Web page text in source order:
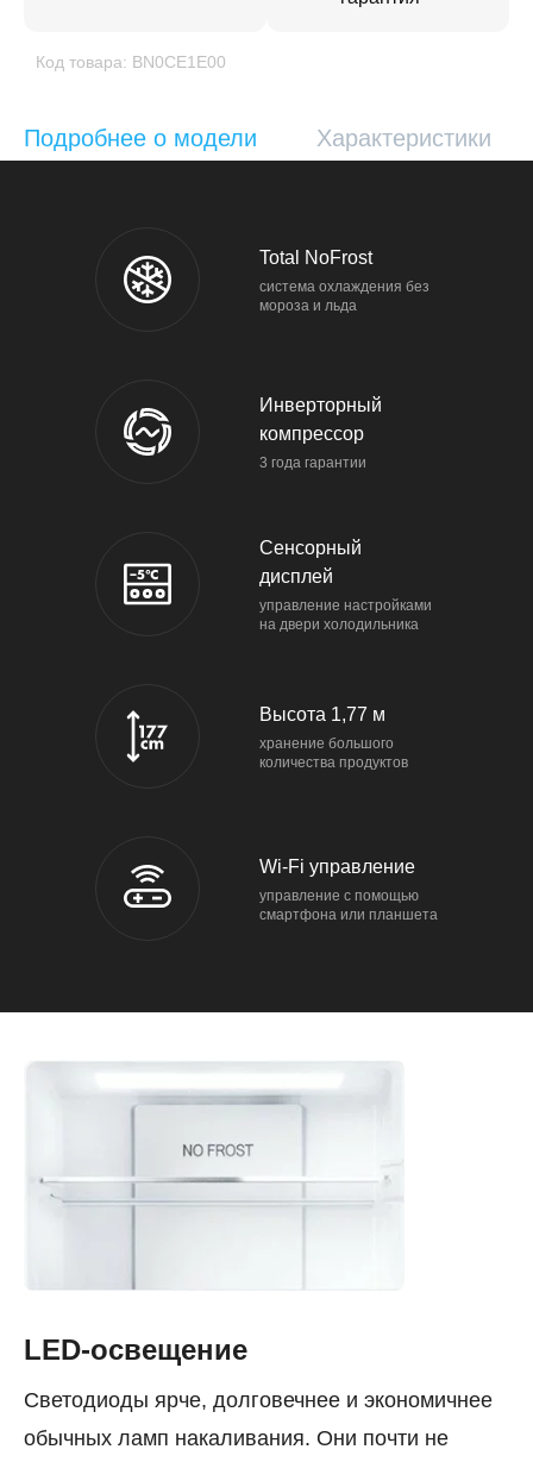
Код товара: BN0CE1E00
Подробнее о модели Характеристики
Total NoFrost
система охлаждения без
мороза и льда
Инверторный
компрессор
3 года гарантии
Сенсорный
дисплей
управление настройками
на двери холодильника
Высота 1,77 м
хранение большого
количества продуктов
Wi-Fi управление
управление с помощью
смартфона или планшета
LED-освещение
Светодиоды ярче, долговечнее и экономичнее
обычных ламп накаливания. Они почти не